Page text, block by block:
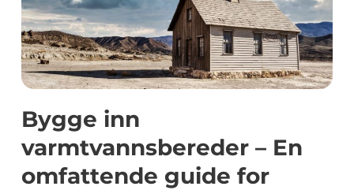
Bygge inn
varmtvannsbereder – En
omfattende guide for